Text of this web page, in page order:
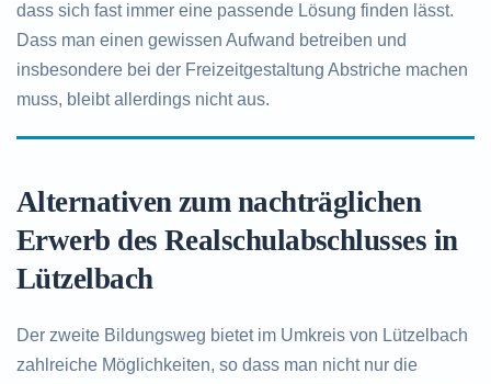
dass sich fast immer eine passende Lösung finden lässt.
Dass man einen gewissen Aufwand betreiben und
insbesondere bei der Freizeitgestaltung Abstriche machen
muss, bleibt allerdings nicht aus.
Alternativen zum nachträglichen
Erwerb des Realschulabschlusses in
Lützelbach
Der zweite Bildungsweg bietet im Umkreis von Lützelbach
zahlreiche Möglichkeiten, so dass man nicht nur die